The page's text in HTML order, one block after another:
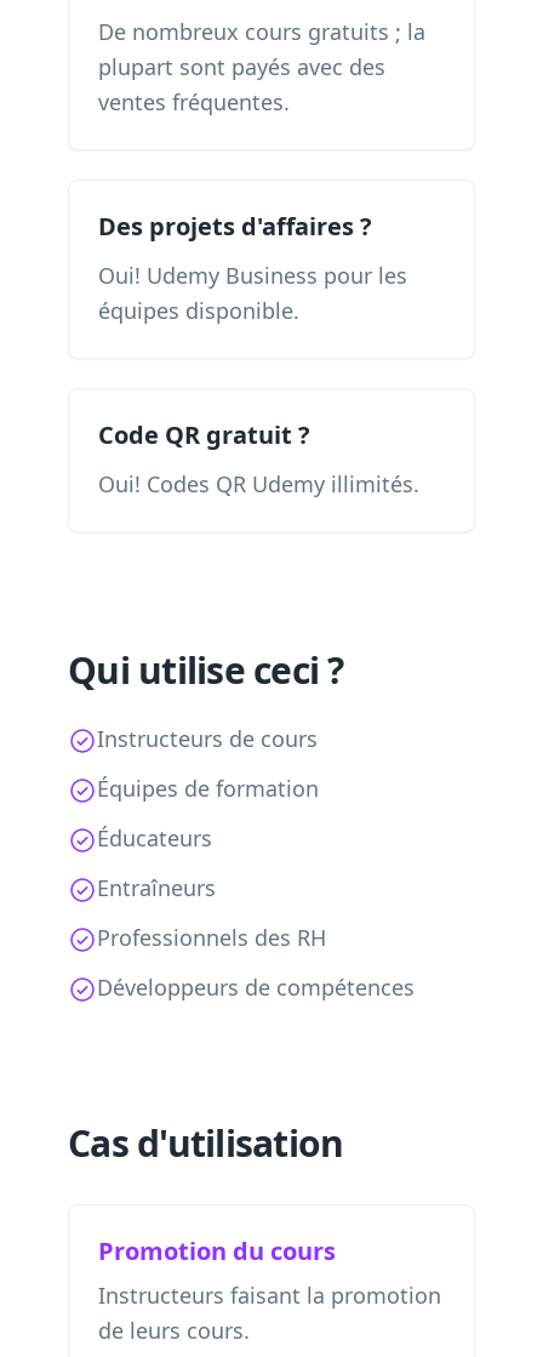
De nombreux cours gratuits ; la
plupart sont payés avec des
ventes fréquentes.
Des projets d'affaires ?
Oui! Udemy Business pour les
équipes disponible.
Code QR gratuit ?
Oui! Codes QR Udemy illimités.
Qui utilise ceci ?
Instructeurs de cours
Équipes de formation
Éducateurs
Entraîneurs
Professionnels des RH
Développeurs de compétences
Cas d'utilisation
Promotion du cours
Instructeurs faisant la promotion
de leurs cours.